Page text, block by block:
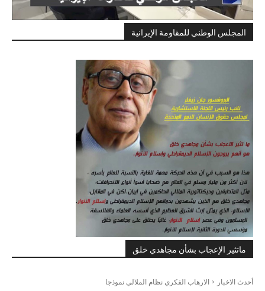
المجلس الوطني للمقاومة الإيرانية
ماتثير الإعجاب بشأن مجاهدي خلق
أحدث الاخبار الارهاب الفکري نظام الملالي نموذجا